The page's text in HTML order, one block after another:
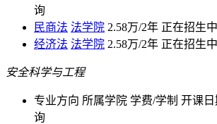
询
民商法 法学院 2.58万/2年 正在招生
经济法 法学院 2.58万/2年 正在招生
安全科学与工程
专业方向 所属学院 学费/学制 开课日
询